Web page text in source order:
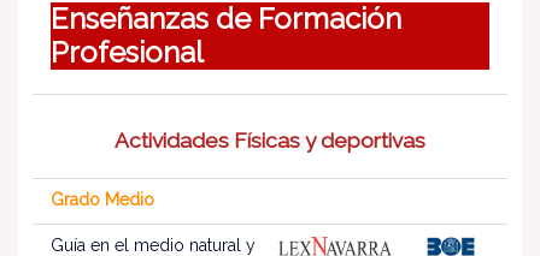
Enseñanzas de Formación
Profesional
Actividades Físicas y deportivas
Grado Medio
Guía en el medio natural y